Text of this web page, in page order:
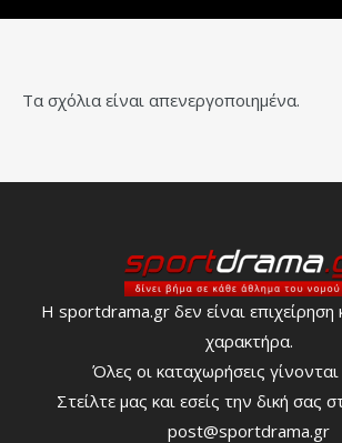
Τα σχόλια είναι απενεργοποιημένα.
Η sportdrama.gr δεν είναι επιχείρηση
χαρακτήρα.
Όλες οι καταχωρήσεις
Στείλτε μας και εσείς την δική σας
post@sportdrama.gr